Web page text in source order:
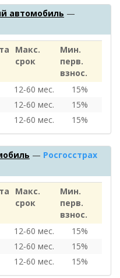
автомобиль —
Макс.
срок
Мин.
перв.
взнос.
12‑60 мес.
15%
12‑60 мес.
15%
12‑60 мес. 15%
— Росгосстрах
Макс.
срок
Мин.
перв.
взнос.
12‑60 мес.
15%
12‑60 мес.
15%
12‑60 мес. 15%